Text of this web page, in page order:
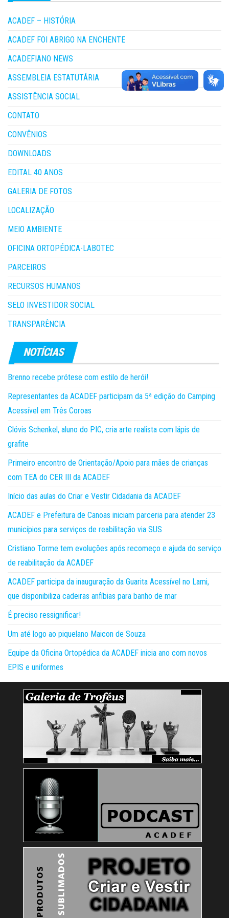
ACADEF – HISTÓRIA
ACADEF FOI ABRIGO NA ENCHENTE
ACADEFIANO NEWS
ASSEMBLEIA ESTATUTÁRIA
ASSISTÊNCIA SOCIAL
CONTATO
CONVÊNIOS
DOWNLOADS
EDITAL 40 ANOS
GALERIA DE FOTOS
LOCALIZAÇÃO
MEIO AMBIENTE
OFICINA ORTOPÉDICA-LABOTEC
PARCEIROS
RECURSOS HUMANOS
SELO INVESTIDOR SOCIAL
TRANSPARÊNCIA
Brenno recebe prótese com estilo de herói!
Representantes da ACADEF participam da 5ª edição do Camping
Acessível em Três Coroas
Clóvis Schenkel, aluno do PIC, cria arte realista com lápis de
grafite
Primeiro encontro de Orientação/Apoio para mães de crianças
com TEA do CER III da ACADEF
Início das aulas do Criar e Vestir Cidadania da ACADEF
ACADEF e Prefeitura de Canoas iniciam parceria para atender 23
municípios para serviços de reabilitação via SUS
Cristiano Torme tem evoluções após recomeço e ajuda do serviço
de reabilitação da ACADEF
ACADEF participa da inauguração da Guarita Acessível no Lami,
que disponibiliza cadeiras anfíbias para banho de mar
É preciso ressignificar!
Um até logo ao piquelano Maicon de Souza
Equipe da Oficina Ortopédica da ACADEF inicia ano com novos
EPIS e uniformes